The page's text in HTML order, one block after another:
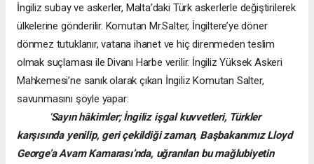
İngiliz subay ve askerler, Malta’daki Türk askerlerle değiştirilerek
ülkelerine gönderilir. Komutan Mr.Salter, İngiltere’ye döner
dönmez tutuklanır, vatana ihanet ve hiç direnmeden teslim
olmak suçlaması ile Divanı Harbe verilir. İngiliz Yüksek Askeri
Mahkemesi’ne sanık olarak çıkan İngiliz Komutan Salter,
savunmasını şöyle yapar:
‘Sayın hâkimler; İngiliz işgal kuvvetleri, Türkler
karşısında yenilip, geri çekildiği zaman, Başbakanımız Lloyd
George’a Avam Kamarası’nda, uğranılan bu mağlubiyetin